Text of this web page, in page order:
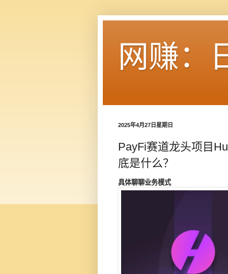
网赚：
2025年4月27日星期日
PayFi赛道龙头项目
底是什么？
具体聊聊业务模式